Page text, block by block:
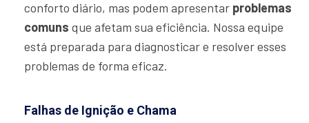
conforto diário, mas podem apresentar problemas
comuns que afetam sua eficiência. Nossa equipe
está preparada para diagnosticar e resolver esses
problemas de forma eficaz.
Falhas de Ignição e Chama